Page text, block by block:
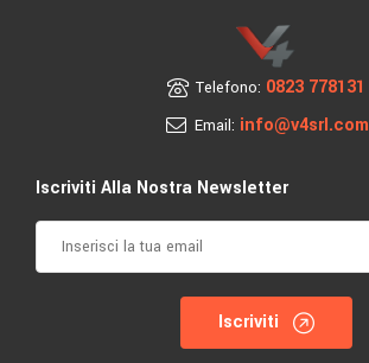
Telefono: 0823 778131
Email: info@v4srl.com
Iscriviti Alla Nostra Newsletter
Iscriviti